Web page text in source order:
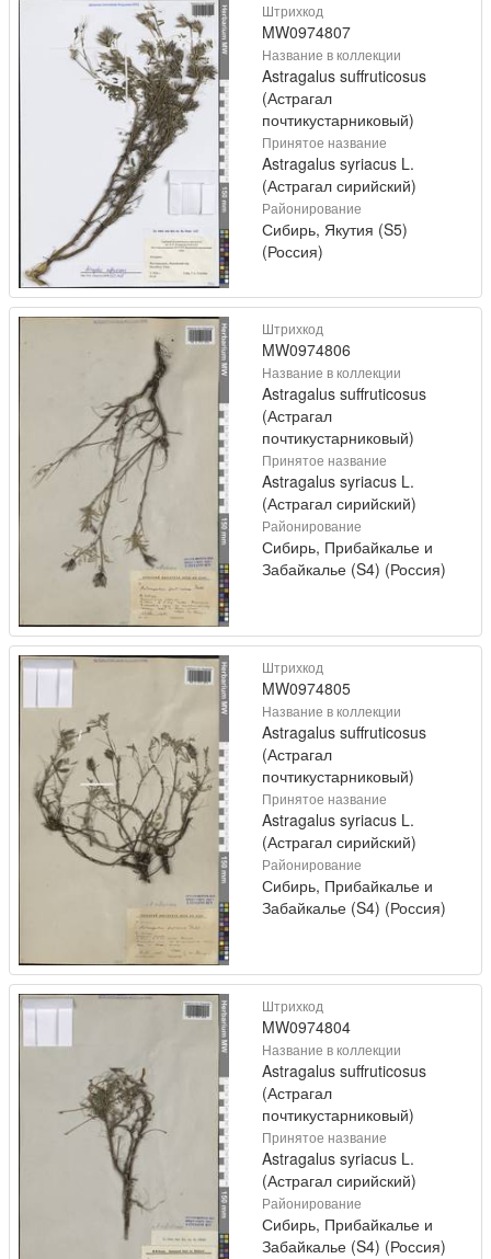
Штрихкод
MW0974807
Название в коллекции
Astragalus suffruticosus
(Астрагал
почтикустарниковый)
Принятое название
Astragalus syriacus L.
(Астрагал сирийский)
Районирование
Сибирь, Якутия (S5)
(Россия)
Штрихкод
MW0974806
Название в коллекции
Astragalus suffruticosus
(Астрагал
почтикустарниковый)
Принятое название
Astragalus syriacus L.
(Астрагал сирийский)
Районирование
Сибирь, Прибайкалье и
Забайкалье (S4) (Россия)
Штрихкод
MW0974805
Название в коллекции
Astragalus suffruticosus
(Астрагал
почтикустарниковый)
Принятое название
Astragalus syriacus L.
(Астрагал сирийский)
Районирование
Сибирь, Прибайкалье и
Забайкалье (S4) (Россия)
Штрихкод
MW0974804
Название в коллекции
Astragalus suffruticosus
(Астрагал
почтикустарниковый)
Принятое название
Astragalus syriacus L.
(Астрагал сирийский)
Районирование
Сибирь, Прибайкалье и
Забайкалье (S4) (Россия)